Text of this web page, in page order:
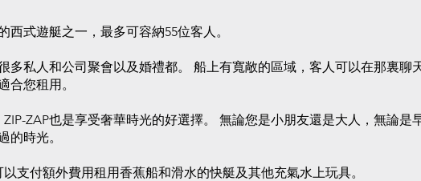
西式遊艇之一，最多可容納55位客人。
多私人和公司聚會以及婚禮都。 船上有寬敞的區域，客人可以在那裏聊
合您租用。
ZAP也是享受奢華時光的好選擇。 無論您是小朋友還是大人，無論是
的時光。
支付額外費用租用香蕉船和滑水的快艇及其他充氣水上玩具。